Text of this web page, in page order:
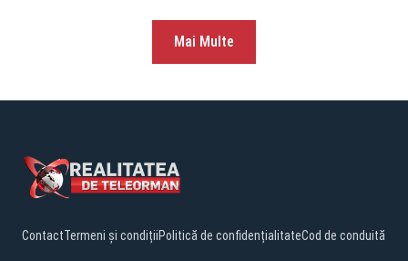
Mai Multe
ContactTermeni și condițiiPolitică de confidențialitateCod de conduită